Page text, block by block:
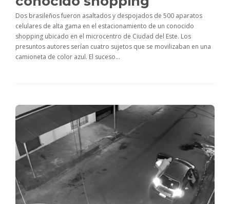
Dos brasileños fueron asaltados y despojados de 500 aparatos
celulares de alta gama en el estacionamiento de un conocido
shopping ubicado en el microcentro de Ciudad del Este. Los
presuntos autores serían cuatro sujetos que se movilizaban en una
camioneta de color azul. El suceso...